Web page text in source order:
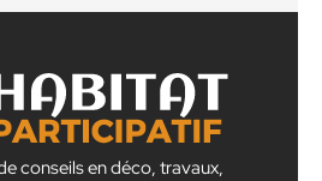
conseils en déco, travaux,